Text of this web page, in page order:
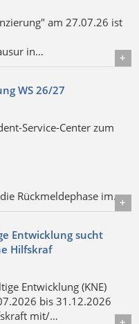
am 27.07.26 ist
in…
WS 26/27
Service-Center zum
Rückmeldephase im…
Entwicklung sucht
Hilfskraf
Entwicklung (KNE)
bis 31.12.2026
mit/…